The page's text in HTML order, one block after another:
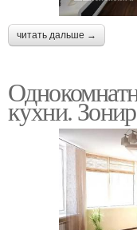
читать дальше →
кухни.